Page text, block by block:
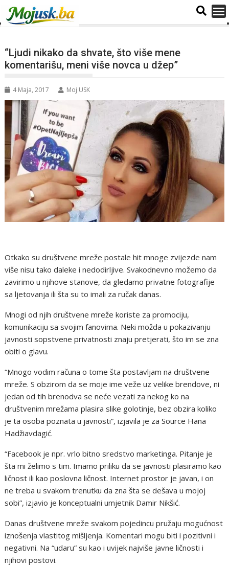
“Ljudi nikako da shvate, što više mene
komentarišu, meni više novca u džep”
4 Maja, 2017 Moj USK
Otkako su društvene mreže postale hit mnoge zvijezde nam
više nisu tako daleke i nedodirljive. Svakodnevno možemo da
zavirimo u njihove stanove, da gledamo privatne fotografije
sa ljetovanja ili šta su to imali za ručak danas.
Mnogi od njih društvene mreže koriste za promociju,
komunikaciju sa svojim fanovima. Neki možda u pokazivanju
javnosti sopstvene privatnosti znaju pretjerati, što im se zna
obiti o glavu.
“Mnogo vodim računa o tome šta postavljam na društvene
mreže. S obzirom da se moje ime veže uz velike brendove, ni
jedan od tih brenodva se neće vezati za nekog ko na
društvenim mrežama plasira slike golotinje, bez obzira koliko
je ta osoba poznata u javnosti”, izjavila je za Source Hana
Hadžiavdagić.
“Facebook je npr. vrlo bitno sredstvo marketinga. Pitanje je
šta mi želimo s tim. Imamo priliku da se javnosti plasiramo kao
ličnost ili kao poslovna ličnost. Internet prostor je javan, i on
ne treba u svakom trenutku da zna šta se dešava u mojoj
sobi”, izjavio je konceptualni umjetnik Damir Nikšić.
Danas društvene mreže svakom pojedincu pružaju mogućnost
iznošenja vlastitog mišljenja. Komentari mogu biti i pozitivni i
negativni. Na “udaru” su kao i uvijek najviše javne ličnosti i
njihovi postovi.